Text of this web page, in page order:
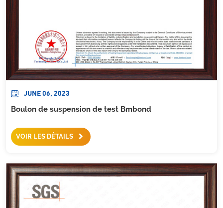
JUNE 06, 2023
Boulon de suspension de test Bmbond
VOIR LES DÉTAILS